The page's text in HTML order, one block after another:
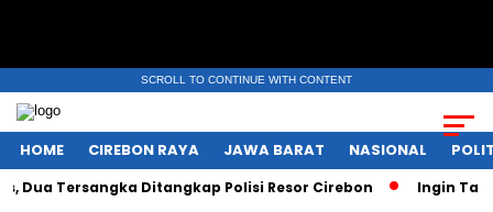
SCROLL TO CONTINUE WITH CONTENT
HOME CIREBON RAYA JAWA BARAT NASIONAL
Tersangka Ditangkap Polisi Resor Cirebon Ingin Tampil